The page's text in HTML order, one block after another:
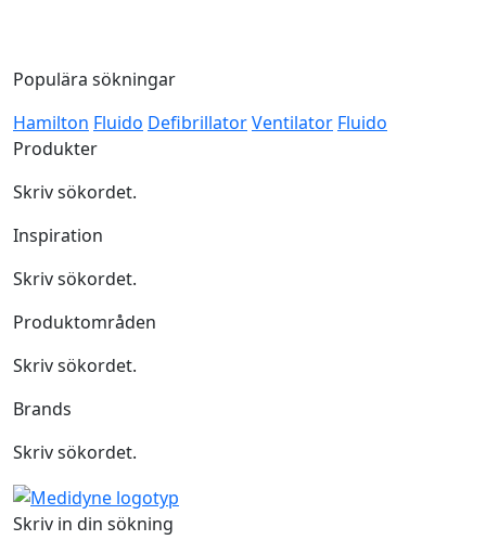
Populära sökningar
Hamilton Fluido DefibrillatorVentilator Fluido
Produkter
Skriv sökordet.
Inspiration
Skriv sökordet.
Produktområden
Skriv sökordet.
Brands
Skriv sökordet.
Skriv in din sökning